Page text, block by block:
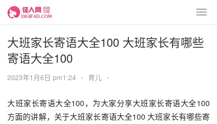
大班家长寄语大全100 大班家长有哪些
寄语大全100
2023年1月6日 pm1:24 • 育儿 •
大班家长寄语大全100，为大家分享大班家长寄语大全100
方面的讲解，关于大班家长寄语大全100 大班家长有哪些寄